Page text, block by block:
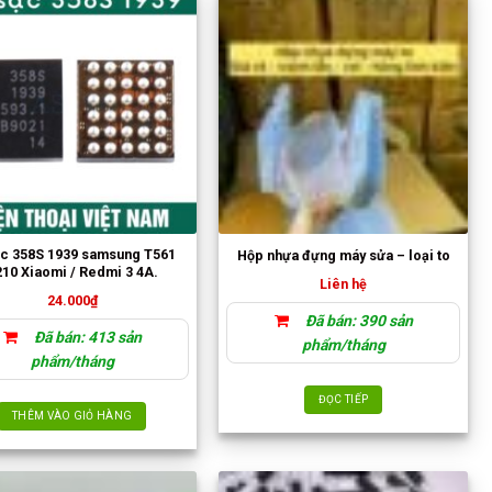
358S 1939 samsung T561
Xiaomi / Redmi 3 4A.
24.000₫
Đã bán: 413 sản
phẩm/tháng
THÊM VÀO GIỎ HÀNG
Hộp nhựa đựng máy sửa – loại to
Liên hệ
Đã bán: 390 sản
phẩm/tháng
ĐỌC TIẾP